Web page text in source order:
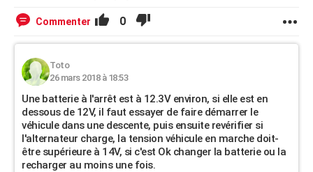
Commenter 0
Toto
26 mars 2018 à 18:53
Une batterie à l'arrêt est à 12.3V environ, si elle est en
dessous de 12V, il faut essayer de faire démarrer le
véhicule dans une descente, puis ensuite revérifier si
l'alternateur charge, la tension véhicule en marche doit-
être supérieure à 14V, si c'est Ok changer la batterie ou la
recharger au moins une fois.